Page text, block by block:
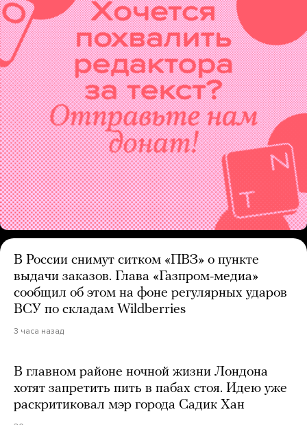
В России снимут ситком «ПВЗ» о пункте
выдачи заказов. Глава «Газпром-медиа»
сообщил об этом на фоне регулярных ударов
ВСУ по складам Wildberries
3 часа назад
В главном районе ночной жизни Лондона
хотят запретить пить в пабах стоя. Идею уже
раскритиковал мэр города Садик Хан